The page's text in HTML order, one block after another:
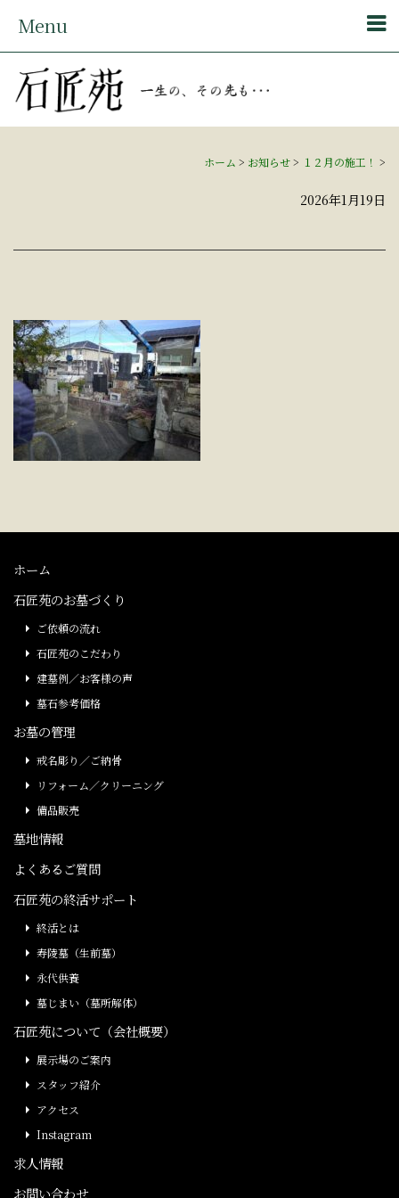
Menu
ホーム > お知らせ> １２月の施工！ >
2026年1月19日
ホーム
石匠苑のお墓づくり
ご依頼の流れ
石匠苑のこだわり
建墓例／お客様の声
墓石参考価格
お墓の管理
戒名彫り／ご納骨
リフォーム／クリーニング
備品販売
墓地情報
よくあるご質問
石匠苑の終活サポート
終活とは
寿陵墓（生前墓）
永代供養
墓じまい（墓所解体）
石匠苑について（会社概要）
展示場のご案内
スタッフ紹介
アクセス
Instagram
求人情報
お問い合わせ